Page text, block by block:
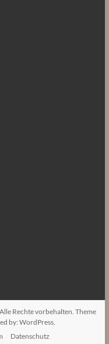
Rechte vorbehalten. Theme
by: WordPress.
Datenschutz